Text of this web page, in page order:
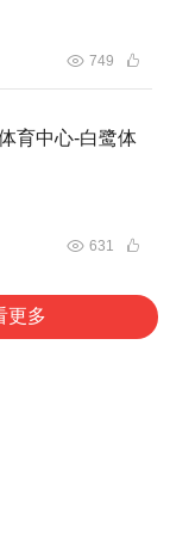
749
育中心-白鹭体
631
更多